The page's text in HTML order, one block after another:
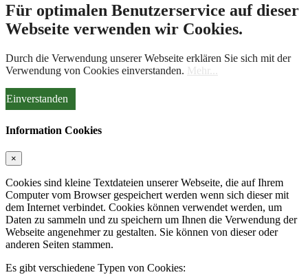
Für optimalen Benutzerservice auf dieser
Webseite verwenden wir Cookies.
Durch die Verwendung unserer Webseite erklären Sie sich mit der
Verwendung von Cookies einverstanden. Mehr...
Einverstanden
Information Cookies
×
Cookies sind kleine Textdateien unserer Webseite, die auf Ihrem
Computer vom Browser gespeichert werden wenn sich dieser mit
dem Internet verbindet. Cookies können verwendet werden, um
Daten zu sammeln und zu speichern um Ihnen die Verwendung der
Webseite angenehmer zu gestalten. Sie können von dieser oder
anderen Seiten stammen.
Es gibt verschiedene Typen von Cookies: